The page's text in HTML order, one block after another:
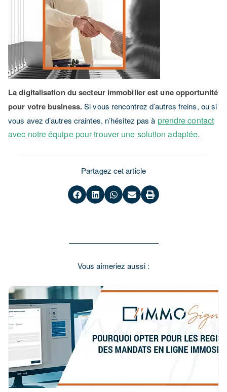
La digitalisation du secteur immobilier est une opportunité
pour votre business.Si vous rencontrez d’autres freins, ou si
vous avez d’autres craintes, n’hésitez pas à prendre contact
avec notre équipe pour trouver une solution adaptée.
Partagez cet article
Vous aimeriez aussi :